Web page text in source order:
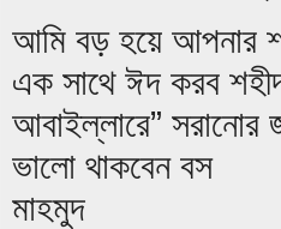
আমি বড় হয়ে আপনার
এক সাথে ঈদ করব
আবাইল্লারে” সরানোর
ভালো থাকবেন বস
মাহমুদ